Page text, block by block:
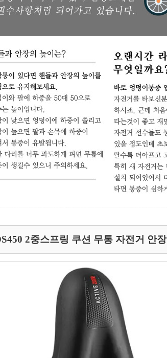
2중스프링 쿠션 무통 자전거 안장